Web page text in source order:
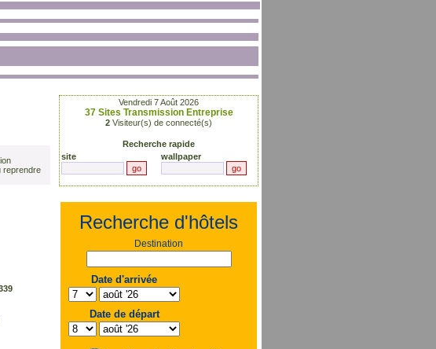
reprendre
Vendredi 7 Août 2026
37Sites Transmission Entreprise
2 Visiteur(s) de connecté(s)
Recherche rapide
site
wallpaper
Recherche d'hôtels
Destination
Date d'arrivée
Date de départ